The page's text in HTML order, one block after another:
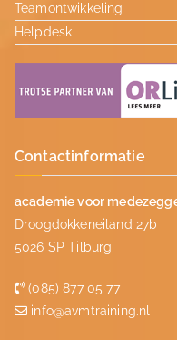
Teamontwikkeling
Helpdesk
Contactinformatie
academie voor
Droogdokkeneiland 27b
5026 SP Tilburg
(085) 877 05 77
info@avmtraining.nl